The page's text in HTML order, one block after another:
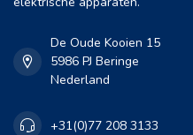
De Oude Kooien 15
5986 PJ Beringe
Nederland
+31(0)77 208 3133